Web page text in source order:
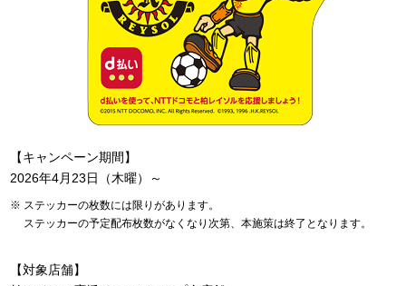
【キャンペーン期間】
2026年4月23日（木曜）～
ステッカーの枚数には限りがあります。
ステッカーの予定配布枚数がなくなり次第、本施策は終了となります。
【対象店舗】